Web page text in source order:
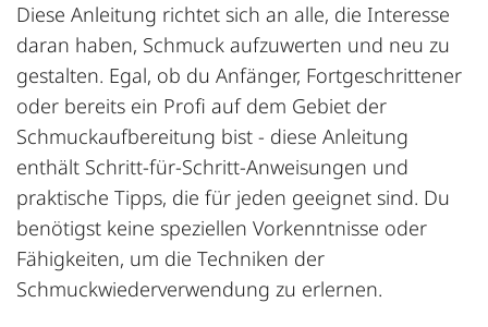
Diese Anleitung richtet sich an alle, die Interesse
daran haben, Schmuck aufzuwerten und neu zu
gestalten. Egal, ob du Anfänger, Fortgeschrittener
oder bereits ein Profi auf dem Gebiet der
Schmuckaufbereitung bist - diese Anleitung
enthält Schritt-für-Schritt-Anweisungen und
praktische Tipps, die für jeden geeignet sind. Du
benötigst keine speziellen Vorkenntnisse oder
Fähigkeiten, um die Techniken der
Schmuckwiederverwendung zu erlernen.